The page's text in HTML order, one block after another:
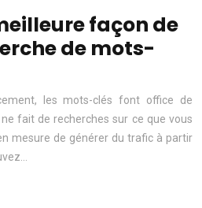
façon de
de mots-
les mots-clés font office de
fait de recherches sur ce que vous
mesure de générer du trafic à partir